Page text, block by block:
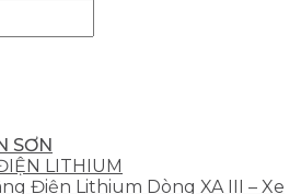
SƠN
LITHIUM
Điện Lithium Dòng XA III – Xe